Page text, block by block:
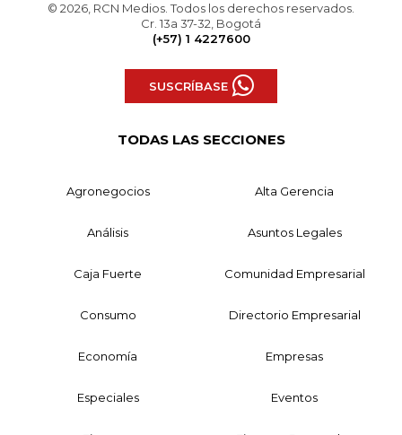
© 2026, RCN Medios. Todos los derechos reservados.
Cr. 13a 37-32, Bogotá
(+57) 1 4227600
SUSCRÍBASE
TODAS LAS SECCIONES
Agronegocios Alta Gerencia
Análisis Asuntos Legales
Caja Fuerte Comunidad Empresarial
Consumo Directorio Empresarial
Economía Empresas
Especiales Eventos